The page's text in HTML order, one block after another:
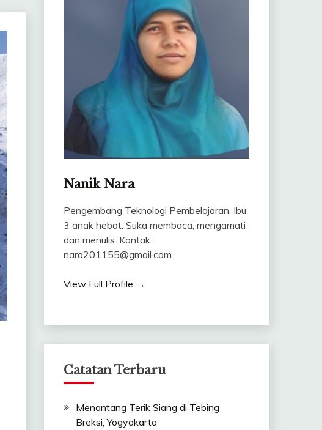
Nanik Nara
Pengembang Teknologi Pembelajaran. Ibu
3 anak hebat. Suka membaca, mengamati
dan menulis. Kontak :
nara201155@gmail.com
View Full Profile →
Catatan Terbaru
Menantang Terik Siang di Tebing
Breksi, Yogyakarta